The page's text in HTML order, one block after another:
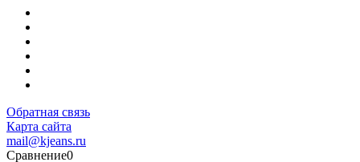
Обратная связь
Карта сайта
mail@kjeans.ru
Сравнение0